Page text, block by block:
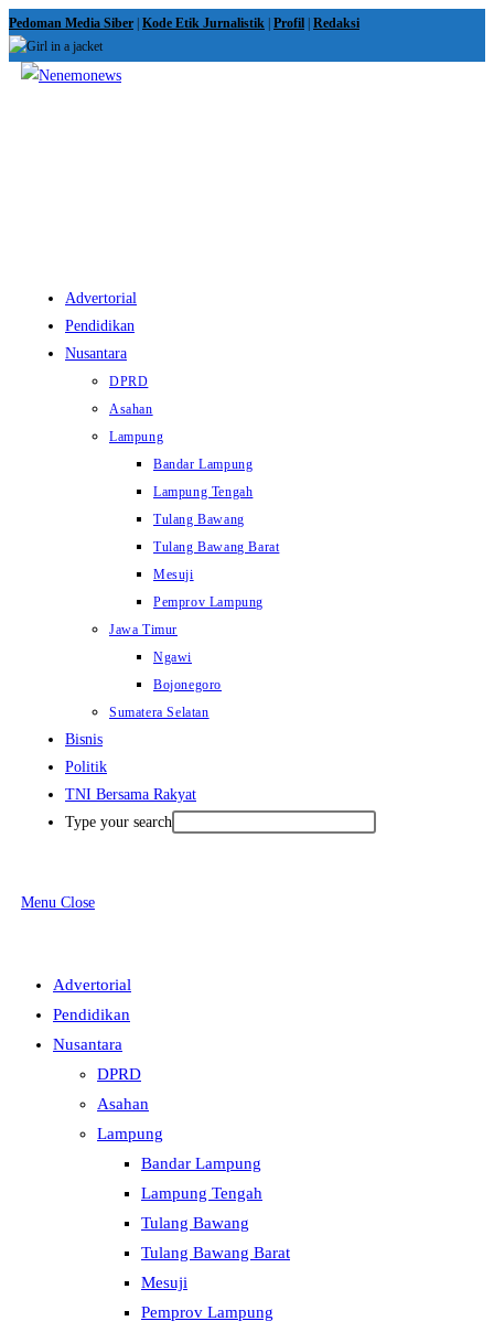
Skip
to
content
Pedoman Media Siber Kode Etik Jurnalistik Profil Redaksi
Advertorial
Pendidikan
Nusantara
DPRD
Asahan
Lampung
Bandar Lampung
Lampung Tengah
Tulang Bawang
Tulang Bawang Barat
Mesuji
Pemprov Lampung
Jawa Timur
Ngawi
Bojonegoro
Sumatera Selatan
Bisnis
Politik
TNI Bersama Rakyat
Type your search
Menu Close
Advertorial
Pendidikan
Nusantara
DPRD
Asahan
Lampung
Bandar Lampung
Lampung Tengah
Tulang Bawang
Tulang Bawang Barat
Mesuji
Pemprov Lampung